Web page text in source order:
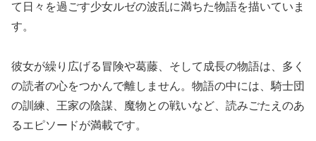
て日々を過ごす少女ルゼの波乱に満ちた物語を描いていま
す。
彼女が繰り広げる冒険や葛藤、そして成長の物語は、多く
の読者の心をつかんで離しません。物語の中には、騎士団
の訓練、王家の陰謀、魔物との戦いなど、読みごたえのあ
るエピソードが満載です。